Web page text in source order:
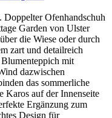
Ofenhandschuh
Garden von Ulster
die Wiese oder durch
zart und detailreich
mit
dazwischen
das sommerliche
Karos auf der Innenseite
Ergänzung zum
Design für